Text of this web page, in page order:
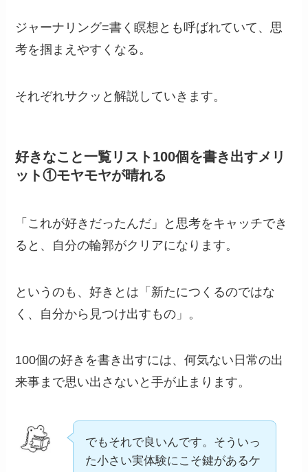
ジャーナリング=書く瞑想とも呼ばれていて、思
考を掴まえやすくなる。
それぞれサクッと解説していきます。
好きなこと一覧リスト100個を書き出すメリ
ット①モヤモヤが晴れる
「これが好きだったんだ」と思考をキャッチでき
ると、自分の輪郭がクリアになります。
というのも、好きとは「新たにつくるのではな
く、自分から見つけ出すもの」。
100個の好きを書き出すには、何気ない日常の出
来事まで思い出さないと手が止まります。
でもそれで良いんです。そういっ
た小さい実体験にこそ鍵があるケ